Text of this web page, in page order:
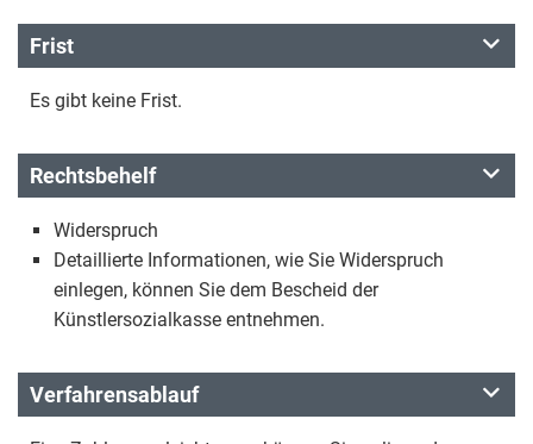
Frist
Es gibt keine Frist.
Rechtsbehelf
Widerspruch
Detaillierte Informationen, wie Sie Widerspruch
einlegen, können Sie dem Bescheid der
Künstlersozialkasse entnehmen.
Verfahrensablauf